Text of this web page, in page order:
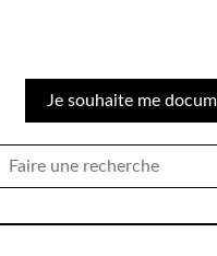
Je souhaite me
pour: